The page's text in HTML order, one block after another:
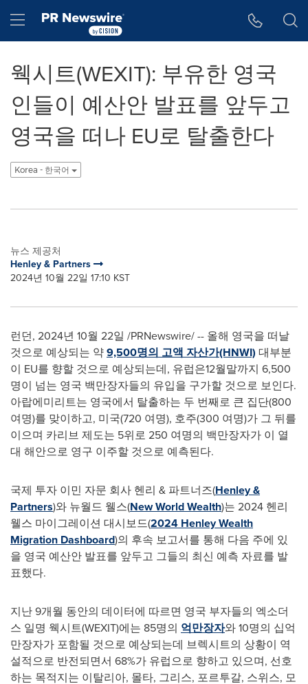
Hamburger menu
웩시트(WEXIT): 부유한 영국
인들이 예산안 발표를 앞두고
영국을 떠나 EU로 탈출한다
Korea - 한국어
뉴스 제공처
Henley & Partners
2024년 10월 22일 17:10 KST
런던, 2024년 10월 22일 /PRNewswire/ -- 올해 영국을 떠날
것으로 예상되는 약9,500명의 고액 자산가(HNWI) 대부분
이 EU를 향할 것으로 예상되는데, 유럽은12월말까지 6,500
명이 넘는 영국 백만장자들의 유입을 구가할 것으로 보인다.
아랍에미리트는 영국에서 탈출하는 두 번째로 큰 집단(800
여명)를 맞이하고, 미국(720 여명), 호주(300 여명)가 그 뒤를
이으며 카리브 제도는 5위로 250 여명의 백만장자가 이 열
대 해안으로 영구 이주할 것으로 예측된다.
국제 투자 이민 자문 회사 헨리 & 파트너즈(Henley &
Partners)와 뉴월드 웰스(New World Wealth)는 2024 헨리
웰스 마이그레이션 대시보드(2024 Henley Wealth
Migration Dashboard)의 후속 보고서를 통해 다음 주에 있
을 영국 예산안 발표를 앞두고 그들의 최신 예측 자료를 발
표했다.
지난 9개월 동안의 데이터에 따르면 영국 부자들의 엑소더
스 일명 웩시트(WEXIT)에는 85명의 억만장자와 10명의 십억
만장자가 포함될 것으로 예상되는데 브렉시트의 상황이 역
설적으로 반전되면서 68%가 유럽으로 향하고 있으며, 선호
하는 목적지는 이탈리아, 몰타, 그리스, 포르투갈, 스위스, 모